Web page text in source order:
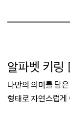
알파벳 키링
나만의 의미를 담
형태로 자연스럽게